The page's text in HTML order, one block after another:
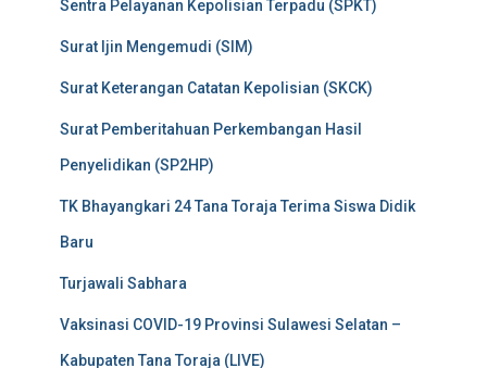
Sentra Pelayanan Kepolisian Terpadu (SPKT)
Surat Ijin Mengemudi (SIM)
Surat Keterangan Catatan Kepolisian (SKCK)
Surat Pemberitahuan Perkembangan Hasil
Penyelidikan (SP2HP)
TK Bhayangkari 24 Tana Toraja Terima Siswa Didik
Baru
Turjawali Sabhara
Vaksinasi COVID-19 Provinsi Sulawesi Selatan –
Kabupaten Tana Toraja (LIVE)